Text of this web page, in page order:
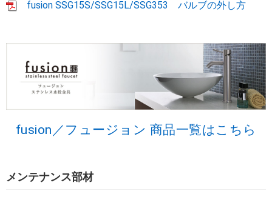
fusion SSG15S/SSG15L/SSG353 バルブの外し方
fusion／フュージョン 商品一覧はこちら
メンテナンス部材